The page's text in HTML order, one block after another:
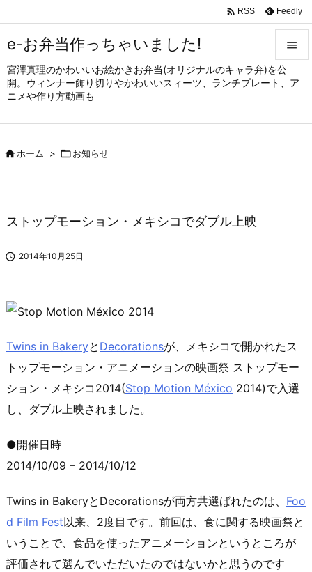
e-お弁当作っちゃいました!
宮澤真理のかわいいお絵かきお弁当(オリジナルのキャラ弁)を公
開。ウィンナー飾り切りやかわいいスィーツ、ランチプレート、ア
ニメや作り方動画も


メニュ
サイド

 RSS Feedly
ホーム > お知らせ
ストップモーション・メキシコでダブル上映
 2014年10月25日
Twins in Bakeryと Decorationsが、メキシコで開かれたス
トップモーション・アニメーションの映画祭 ストップモー
ション・メキシコ2014(Stop Motion México 2014)で入選
し、ダブル上映されました。
●開催日時
2014/10/09 – 2014/10/12
Twins in BakeryとDecorationsが両方共選ばれたのは、 Foo
d Film Fest以来、2度目です。前回は、食に関する映画祭と
いうことで、食品を使ったアニメーションというところが
評価されて選んでいただいたのではないかと思うのです